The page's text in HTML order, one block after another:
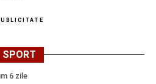
SPORT
6 zile